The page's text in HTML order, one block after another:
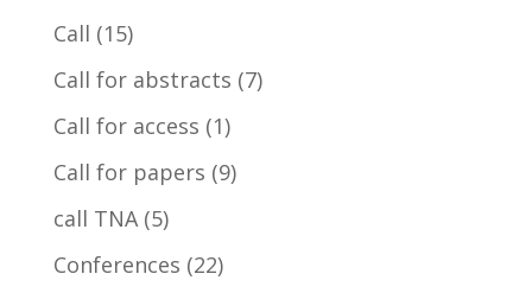
Call (15)
Call for abstracts (7)
Call for access (1)
Call for papers (9)
call TNA(5)
Conferences (22)